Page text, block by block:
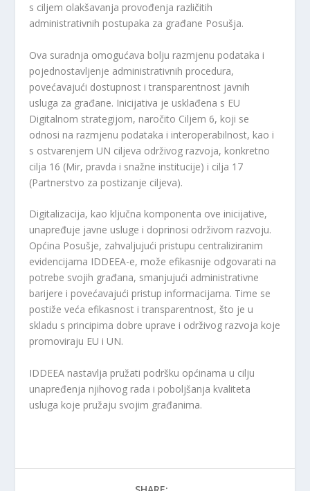
s ciljem olakšavanja provođenja različitih
administrativnih postupaka za građane Posušja.
Ova suradnja omogućava bolju razmjenu podataka i
pojednostavljenje administrativnih procedura,
povećavajući dostupnost i transparentnost javnih
usluga za građane. Inicijativa je usklađena s EU
Digitalnom strategijom, naročito Ciljem 6, koji se
odnosi na razmjenu podataka i interoperabilnost, kao i
s ostvarenjem UN ciljeva održivog razvoja, konkretno
cilja 16 (Mir, pravda i snažne institucije) i cilja 17
(Partnerstvo za postizanje ciljeva).
Digitalizacija, kao ključna komponenta ove inicijative,
unapređuje javne usluge i doprinosi održivom razvoju.
Općina Posušje, zahvaljujući pristupu centraliziranim
evidencijama IDDEEA-e, može efikasnije odgovarati na
potrebe svojih građana, smanjujući administrativne
barijere i povećavajući pristup informacijama. Time se
postiže veća efikasnost i transparentnost, što je u
skladu s principima dobre uprave i održivog razvoja koje
promoviraju EU i UN.
IDDEEA nastavlja pružati podršku općinama u cilju
unapređenja njihovog rada i poboljšanja kvaliteta
usluga koje pružaju svojim građanima.